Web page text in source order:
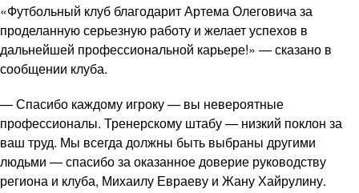
«Футбольный клуб благодарит Артема Олеговича за
проделанную серьезную работу и желает успехов в
дальнейшей профессиональной карьере!» — сказано в
сообщении клуба.
— Спасибо каждому игроку — вы невероятные
профессионалы. Тренерскому штабу — низкий поклон за
ваш труд. Мы всегда должны быть выбраны другими
людьми — спасибо за оказанное доверие руководству
региона и клуба, Михаилу Евраеву и Жану Хайрулину.